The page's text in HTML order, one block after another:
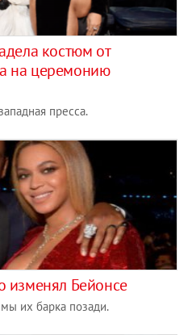
костюм от
на церемонию
пресса.
изменял Бейонсе
их барка позади.